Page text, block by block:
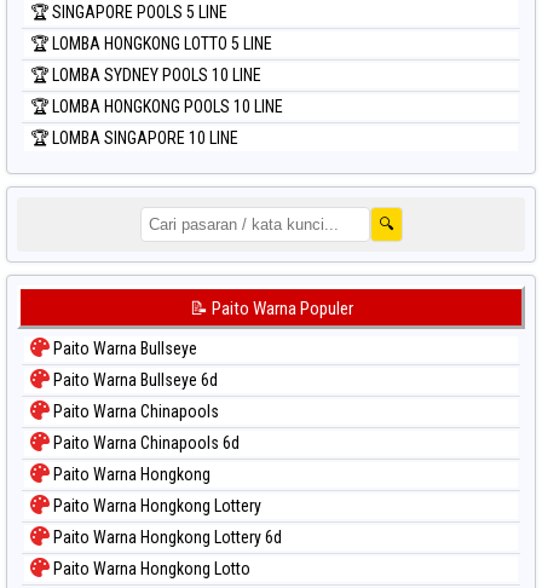
🏆 SINGAPORE POOLS 5 LINE
🏆 LOMBA HONGKONG LOTTO 5 LINE
🏆 LOMBA SYDNEY POOLS 10 LINE
🏆 LOMBA HONGKONG POOLS 10 LINE
🏆 LOMBA SINGAPORE 10 LINE
🔍
📝 Paito Warna Populer
Paito Warna Bullseye
Paito Warna Bullseye 6d
Paito Warna Chinapools
Paito Warna Chinapools 6d
Paito Warna Hongkong
Paito Warna Hongkong Lottery
Paito Warna Hongkong Lottery 6d
Paito Warna Hongkong Lotto